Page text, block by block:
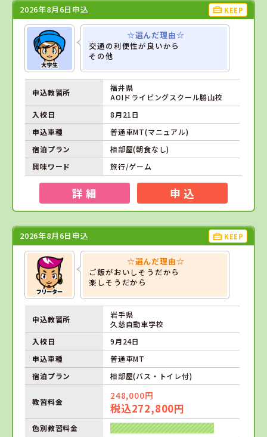
2026年8月6日申込 KEEP
☆選んだ理由☆
交通の利便性が良いから
その他
申込教習所
福井県
AOIドライビングスクール勝山校
入校日
8月21日
申込車種
普通車MT(マニュアル)
宿泊プラン
相部屋(朝食なし)
興味ワード
旅行/ゲーム
詳 細 申 込
2026年8月6日申込 KEEP
☆選んだ理由☆
ご飯がおいしそうだから
楽しそうだから
申込教習所
岩手県
久慈自動車学校
入校日
9月24日
申込車種
普通車MT
宿泊プラン
相部屋(バス・トイレ付)
教習料金
248,000円
税込272,800円
色別教習料金